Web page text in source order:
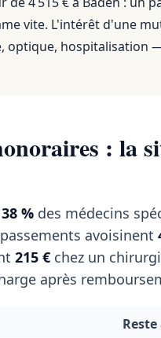
vite. L'intérêt d'une
hospitalisation
: la
38 % des médecins
avoisinent
215 € chez un
après